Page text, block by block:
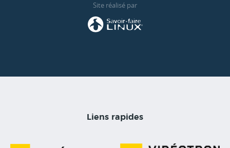
Site réalisé par
Liens rapides